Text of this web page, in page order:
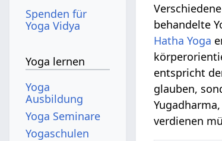
behandelte
Hatha Yoga
entspricht
glauben,
verdienen
Spenden für
Yoga Vidya
Yoga lernen
Yoga
Ausbildung
Yoga Seminare
Yogaschulen